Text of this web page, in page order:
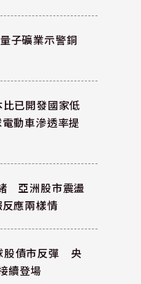
子礦業示警銅
已開發國家低
動車滲透率提
亞洲股市震盪
應兩樣情
股債市反彈 央
續登場